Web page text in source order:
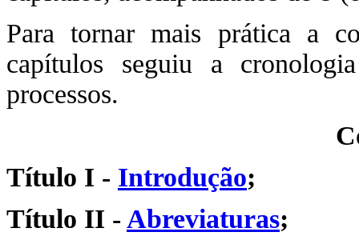
Para tornar mais prática a
capítulos seguiu a
processos.
Título I - Introdução;
Título II - Abreviaturas;